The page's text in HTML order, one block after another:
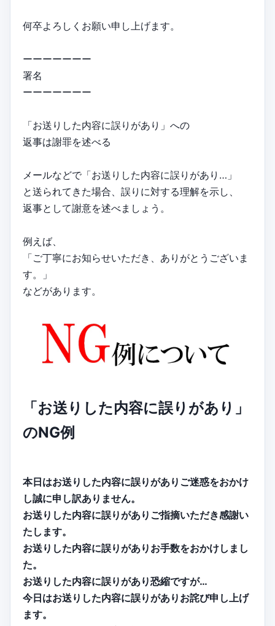
何卒よろしくお願い申し上げます。
ーーーーーーー
署名
ーーーーーーー
「お送りした内容に誤りがあり」への
返事は謝罪を述べる
メールなどで「お送りした内容に誤りがあり…」
と送られてきた場合、誤りに対する理解を示し、
返事として謝意を述べましょう。
例えば、
「ご丁寧にお知らせいただき、ありがとうございま
す。」
などがあります。
「お送りした内容に誤りがあり」
のNG例
本日はお送りした内容に誤りがありご迷惑をおかけ
し誠に申し訳ありません。
お送りした内容に誤りがありご指摘いただき感謝い
たします。
お送りした内容に誤りがありお手数をおかけしまし
た。
お送りした内容に誤りがあり恐縮ですが…
今日はお送りした内容に誤りがありお詫び申し上げ
ます。